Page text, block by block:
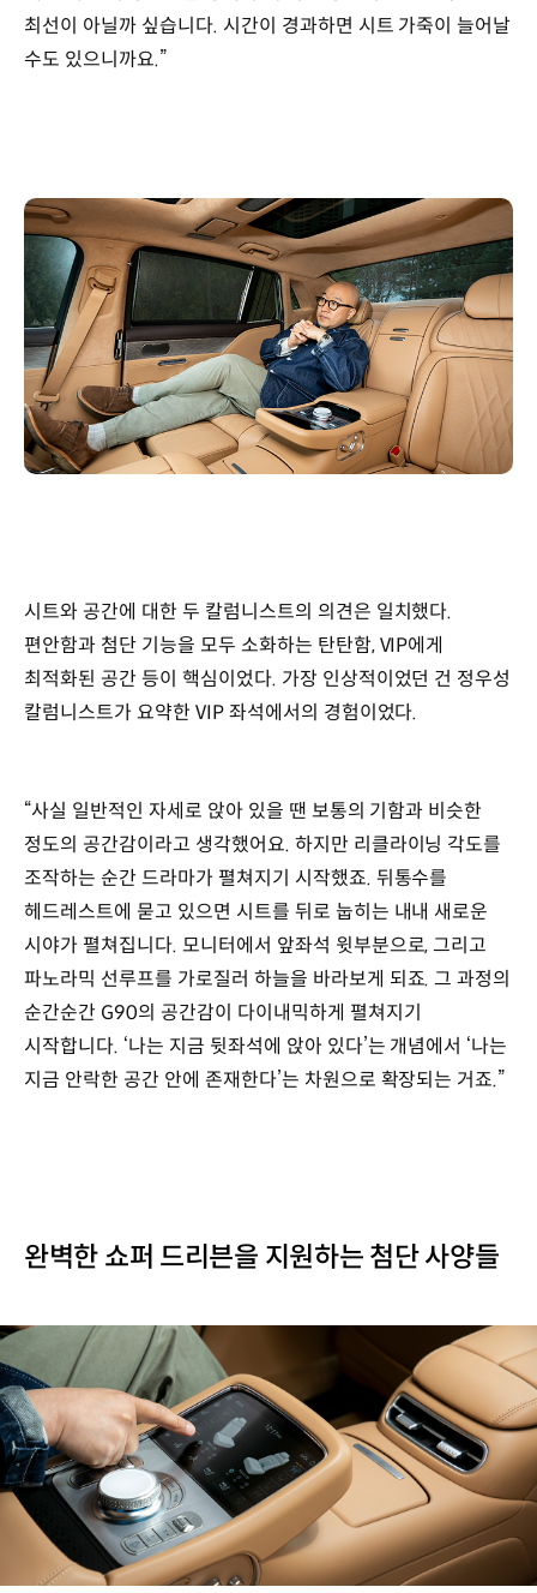
최선이 아닐까 싶습니다. 시간이 경과하면 시트 가죽이 늘어날
수도 있으니까요.”
시트와 공간에 대한 두 칼럼니스트의 의견은 일치했다.
편안함과 첨단 기능을 모두 소화하는 탄탄함, VIP에게
최적화된 공간 등이 핵심이었다. 가장 인상적이었던 건 정우성
칼럼니스트가 요약한 VIP 좌석에서의 경험이었다.
“사실 일반적인 자세로 앉아 있을 땐 보통의 기함과 비슷한
정도의 공간감이라고 생각했어요. 하지만 리클라이닝 각도를
조작하는 순간 드라마가 펼쳐지기 시작했죠. 뒤통수를
헤드레스트에 묻고 있으면 시트를 뒤로 눕히는 내내 새로운
시야가 펼쳐집니다. 모니터에서 앞좌석 윗부분으로, 그리고
파노라믹 선루프를 가로질러 하늘을 바라보게 되죠. 그 과정의
순간순간 G90의 공간감이 다이내믹하게 펼쳐지기
시작합니다. ‘나는 지금 뒷좌석에 앉아 있다’는 개념에서 ‘나는
지금 안락한 공간 안에 존재한다’는 차원으로 확장되는 거죠.”
완벽한 쇼퍼 드리븐을 지원하는 첨단 사양들